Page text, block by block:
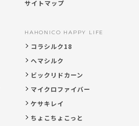
HAHONICO HAPPY LIFE
コラシルク18
ヘマシルク
ビックリドカーン
マイクロファイバー
ケサキレイ
ちょこちょこっと
サイトマップ